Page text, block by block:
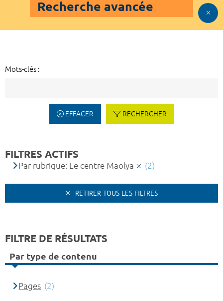
Recherche avancée
Mots-clés :
EFFACER RECHERCHER
FILTRES ACTIFS
Par rubrique: Le centre Maolya (2)
RETIRER TOUS LES FILTRES
FILTRE DE RÉSULTATS
Par type de contenu
Pages (2)